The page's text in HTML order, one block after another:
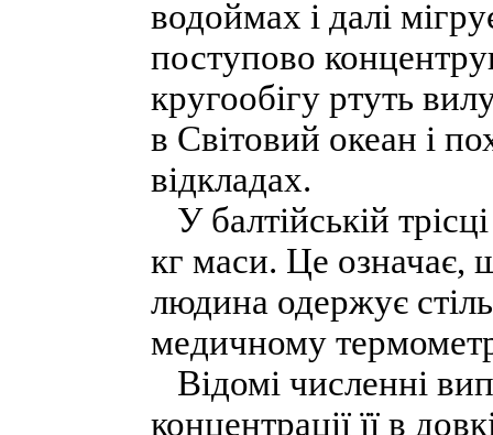
водоймах і далі
поступово
кругообігу ртуть
в Світовий океан і
відкладах.
У балтійській
кг маси. Це означає,
людина одержує
медичному
Відомі численні
концентрації її в